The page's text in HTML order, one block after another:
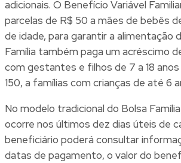
adicionais. O Benefício Variável
parcelas de R$ 50 a mães de bebês
de idade, para garantir a alimentação
Família também paga um acréscimo
com gestantes e filhos de 7 a 18
150, a famílias com crianças de até 6
No modelo tradicional do Bolsa
ocorre nos últimos dez dias úteis de
beneficiário poderá consultar
datas de pagamento, o valor do